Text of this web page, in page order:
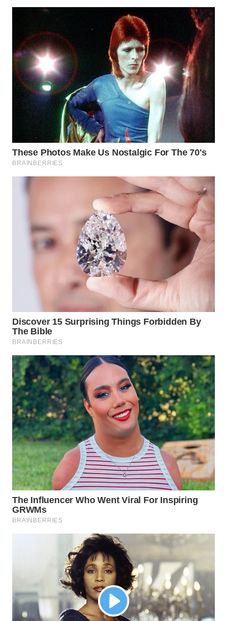
WN
MAJALENGKA
WN
SUBANG
WN
SUKABUMI
WN
PURWAKARTA
WN
PRIANGAN
WN
SEMARANG
WN
MADURA
WN
SURABAYA
WN
NATUNA
WN
BINTAN
WN
MANDALIKA
LABUANBAJO
WN
BORNEO